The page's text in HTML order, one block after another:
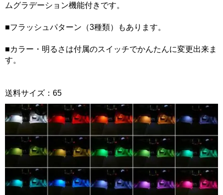
ムグラデーション機能付きです。
■フラッシュパターン（3種類）もあります。
■カラー・明るさは付属のスイッチでかんたんに変更出来ま
す。
送料サイズ：65